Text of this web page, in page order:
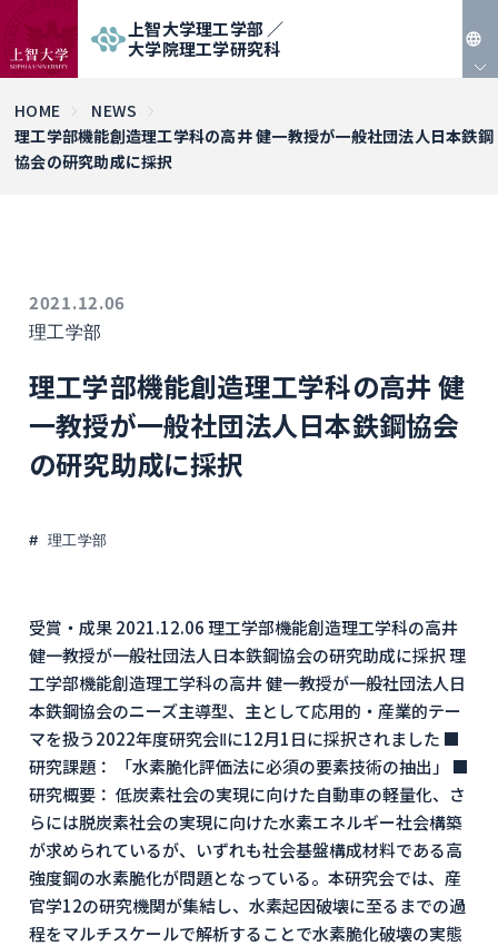
上智大学理工学部 ／
大学院理工学研究科
EN
HOME
NEWS
理工学部機能創造理工学科の高井 健一教授が一般社団法人日本鉄鋼
協会の研究助成に採択
2021.12.06
理工学部
理工学部機能創造理工学科の高井 健
一教授が一般社団法人日本鉄鋼協会
の研究助成に採択
理工学部
受賞・成果 2021.12.06 理工学部機能創造理工学科の高井
健一教授が一般社団法人日本鉄鋼協会の研究助成に採択 理
工学部機能創造理工学科の高井 健一教授が一般社団法人日
本鉄鋼協会のニーズ主導型、主として応用的・産業的テー
マを扱う2022年度研究会Ⅱに12月1日に採択されました ■
研究課題： 「水素脆化評価法に必須の要素技術の抽出」 ■
研究概要： 低炭素社会の実現に向けた自動車の軽量化、さ
らには脱炭素社会の実現に向けた水素エネルギー社会構築
が求められているが、いずれも社会基盤構成材料である高
強度鋼の水素脆化が問題となっている。本研究会では、産
官学12の研究機関が集結し、水素起因破壊に至るまでの過
程をマルチスケールで解析することで水素脆化破壊の実態